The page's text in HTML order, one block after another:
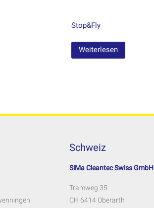
Stop&Fly
Weiterlesen
Schweiz
SiMa Cleantec Swiss GmbH
Tramweg 35
CH 6414 Oberarth